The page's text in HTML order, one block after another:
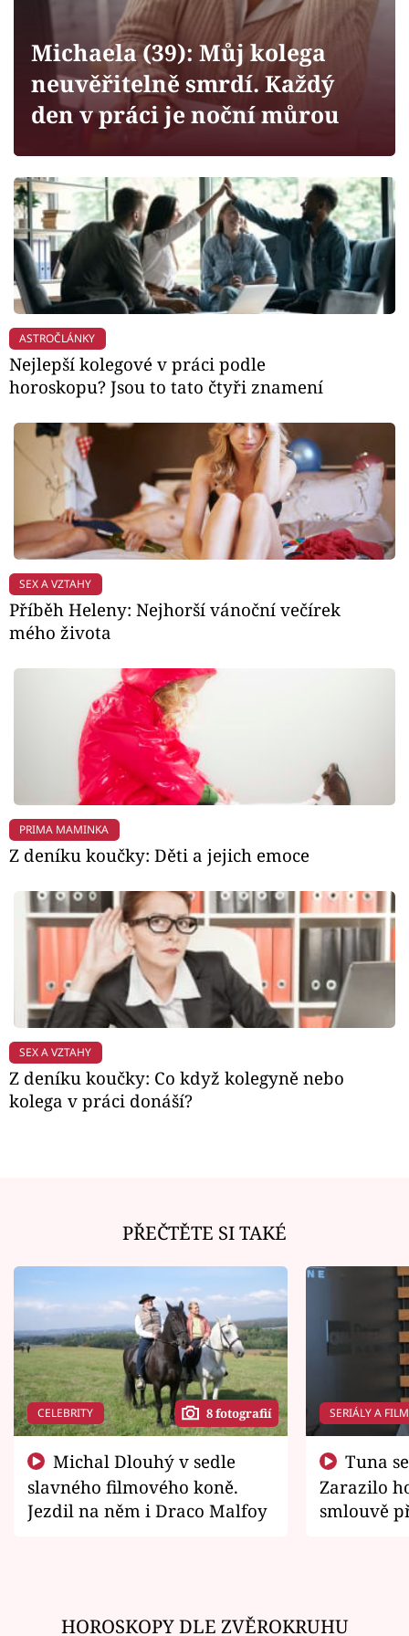
Sledujte prima+
Filmový festival Karlovy Vary
Mámy sobě
Přihlášení
Sledujte nás
Michaela (39): Můj kolega
neuvěřitelně smrdí. Každý
den v práci je noční můrou
ASTROČLÁNKY
Nejlepší kolegové v práci podle
horoskopu? Jsou to tato čtyři znamení
SEX A VZTAHY
Příběh Heleny: Nejhorší vánoční večírek
mého života
PRIMA MAMINKA
Z deníku koučky: Děti a jejich emoce
SEX A VZTAHY
Z deníku koučky: Co když kolegyně nebo
kolega v práci donáší?
PŘEČTĚTE SI TAKÉ
CELEBRITY 8 fotografií
slavného filmového koně.
Jezdil na něm i Draco Malfoy
SERIÁLY A
Zarazilo
smlouvě
HOROSKOPY DLE ZVĚROKRUHU